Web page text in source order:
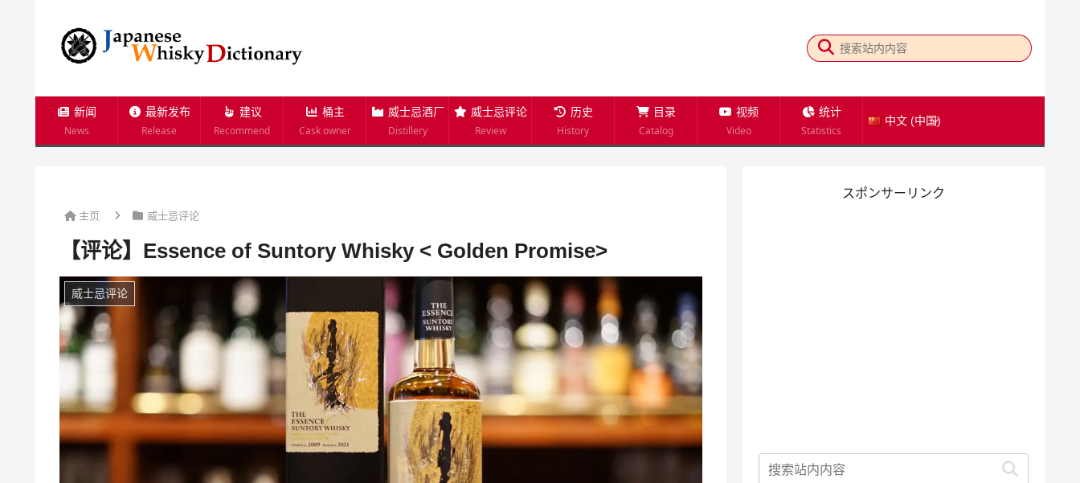
新闻
News
最新发布
Release
建议
Recommend
桶主
Cask owner
威士忌酒厂
Distillery
威士忌评论
Review
历史
History
目录
Catalog
视频
Video
统计
Statistics
中文 (中国)
主页 威士忌评论
【评论】Essence of Suntory Whisky < Golden Promise>
威士忌评论
スポンサーリンク